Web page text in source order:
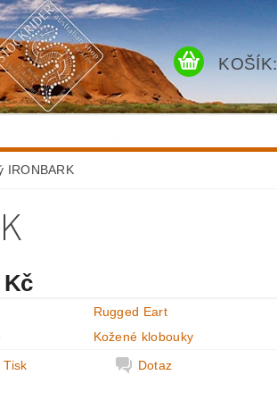
KOŠÍK:
IRONBARK
Kč
Rugged Eart
Kožené klobouky
Tisk
Dotaz